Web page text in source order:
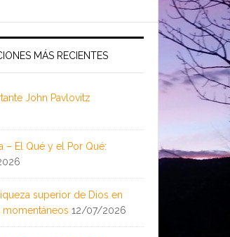
MÁS RECIENTES
John Pavlovitz
– El Qué y el Por Qué:
superior de Dios en
momentáneos 12/07/2026